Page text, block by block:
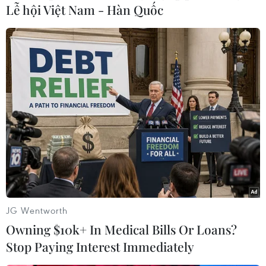
Do đó, Chủ tịch Trung Quốc nhấn mạnh tầm
quan trọng của hợp tác giữa hai nước trong bối
cảnh thế giới đang chuyển mình.
Thủ tướng Modi đã tới Trung Quốc vào ngày
30/8 để tham dự Hội nghị thượng đỉnh SCO,
đánh dấu chuyến thăm đầu tiên của ông tới
quốc gia này kể từ khi quan hệ song phương
xấu đi sau các vụ đụng độ biên giới giữa binh sĩ
hai nước năm 2020. Chuyến thăm được cho là
thể hiện nỗ lực của Ấn Độ trong việc tái thiết
quan hệ với Trung Quốc.
Trong năm nay, Trung Quốc và Ấn Độ đã tăng
cường các chuyến thăm chính thức và thảo luận
về việc nới lỏng một số hạn chế thương mại
Lễ hội Việt Nam - Hàn Quốc
JG Wentworth
Owning $10k+ In Medical Bills Or Loans?
Stop Paying Interest Immediately